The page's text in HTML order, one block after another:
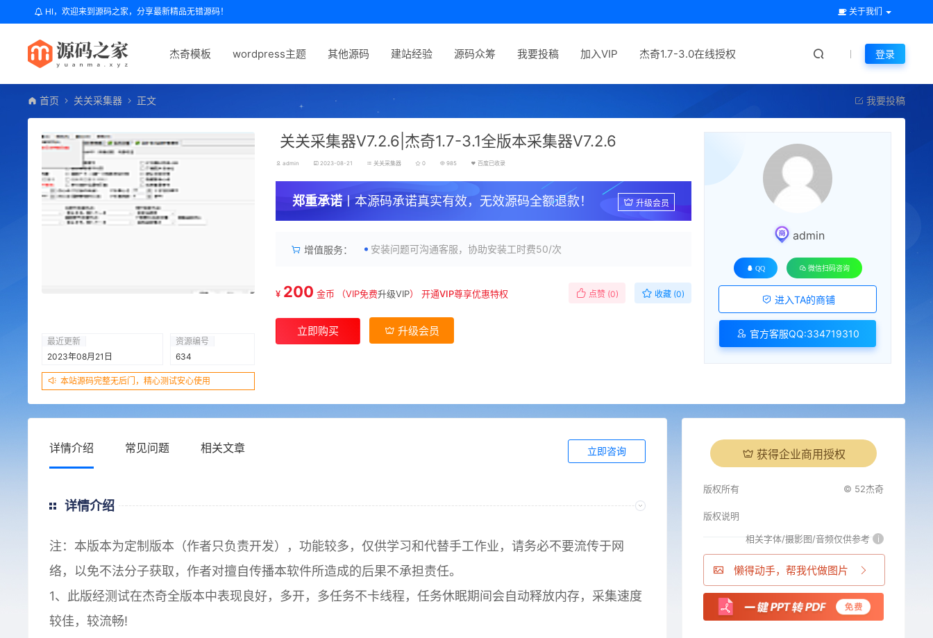
HI，欢迎来到源码之家，分享最新精品无错源码！ 关于我们
杰奇模板 wordpress主题 其他源码 建站经验 源码众筹 我要投稿 加入VIP 杰奇1.7-3.0在线授权 登录
首页 关关采集器 正文 我要投稿
最近更新
2023年08月21日
资源编号
634
本站源码完整无后门，精心测试安心使用
关关采集器V7.2.6|杰奇1.7-3.1全版本采集器V7.2.6
admin 2023-08-21 关关采集器 0 985 百度已收录
郑重承诺丨本源码承诺真实有效，无效源码全额退款！ 升级会员
增值服务： 安装问题可沟通客服，协助安装工时费50/次
¥ 200 金币 （VIP免费升级VIP）开通VIP尊享优惠特权 点赞 (0) 收藏 (0)
立即购买 升级会员
admin
QQ 微信扫码咨询
进入TA的商铺
官方客服QQ:334719310
详情介绍 常见问题 相关文章 立即咨询
详情介绍
注：本版本为定制版本（作者只负责开发），功能较多，仅供学习和代替手工作业，请务必不要流传于网
络，以免不法分子获取，作者对擅自传播本软件所造成的后果不承担责任。
1、此版经测试在杰奇全版本中表现良好，多开，多任务不卡线程，任务休眠期间会自动释放内存，采集速度
较佳，较流畅!
获得企业商用授权
版权所有 © 52杰奇
版权说明
相关字体/摄影图/音频仅供参考 i
懒得动手，帮我代做图片